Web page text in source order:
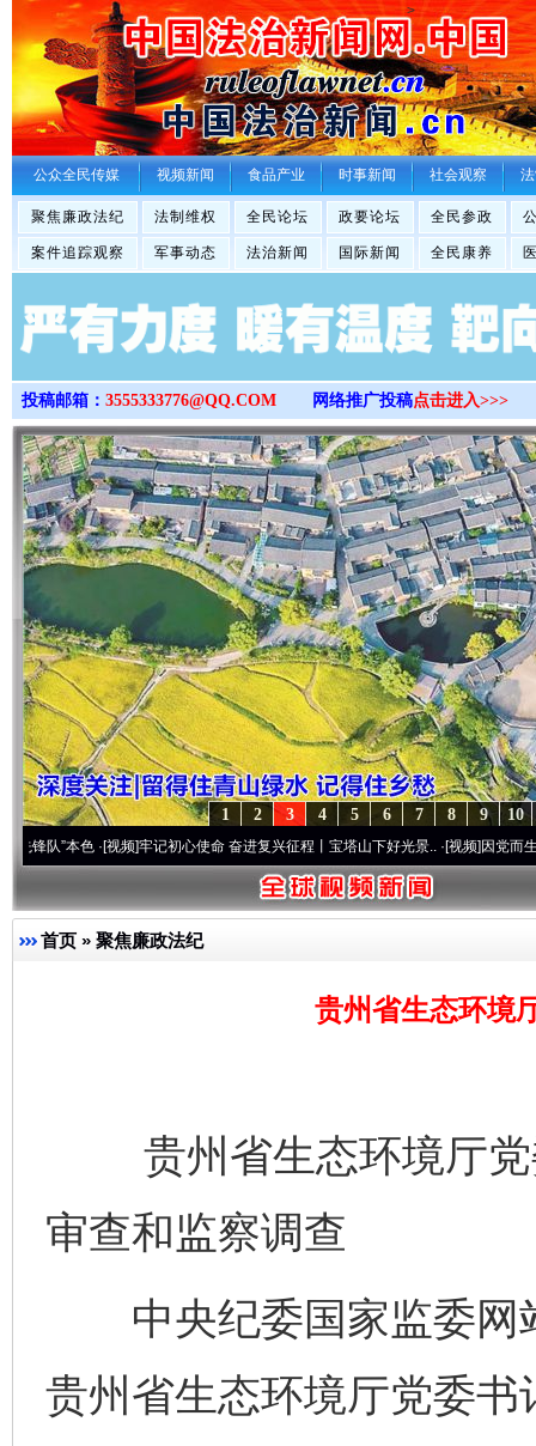
>
公众全民传媒 视频新闻 食品产业 时事新闻 社会观察
聚焦廉政法纪 法制维权 全民论坛 政要论坛 全民参政
案件追踪观察 军事动态 法治新闻 国际新闻 全民康养
投稿邮箱： 3555333776@QQ.COM 网络推广投稿点击进入>>>
10
9
8
7
6
5
4
3
2
1
·[视频]牢记初心使命 奋进复兴征程丨宝塔山下好光景..·[视频]因党而生 为党而
首页 » 聚焦廉政法纪
贵州省生态环境
贵州省生态环境厅党
审查和监察调查
中央纪委国家监委网
贵州省生态环境厅党委